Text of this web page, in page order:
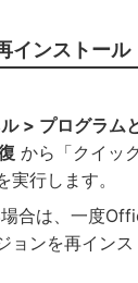
インストール
> プログラム
から「クイッ
実行します。
合は、一度
ョンを再イン